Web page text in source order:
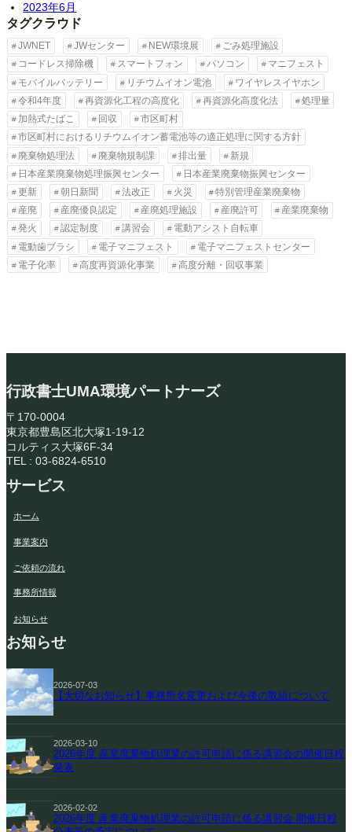
2023年6月
タグクラウド
JWNET JWセンター NEW環境展
ごみ処理施設
コードレス掃除機
スマートフォン パソコン
マニフェスト
モバイルバッテリー
リチウムイオン電池
ワイヤレスイヤホン
令和4年度
再資源化工程の高度化 再資源化高度化法
処理量
加熱式たばこ
回収
市区町村
市区町村におけるリチウムイオン蓄電池等の適正処理に関する方針
廃棄物処理法
廃棄物規制課 排出量
新規
日本産業廃棄物処理振興センター
日本産業廃棄物振興センター
更新
朝日新聞 法改正 火災
特別管理産業廃棄物
産廃
産廃優良認定 産廃処理施設 産廃許可
産業廃棄物
発火
認定制度 講習会
電動アシスト自転車
電動歯ブラシ
電子マニフェスト
電子マニフェストセンター
電子化率
高度再資源化事業 高度分離・回収事業
行政書士UMA環境パートナーズ
〒170-0004
東京都豊島区北大塚1-19-12
コルティス大塚6F-34
TEL : 03-6824-6510
サービス
ホーム
事業案内
ご依頼の流れ
事務所情報
お知らせ
お知らせ
2026-07-03
【大切なお知らせ】事務所名変更および今後の取組について
2026-03-10
2026年度 産業廃棄物処理業の許可申請に係る講習会の開催日程
発表
2026-02-02
2026年度 産業廃棄物処理業の許可申請に係る講習会 開催日程